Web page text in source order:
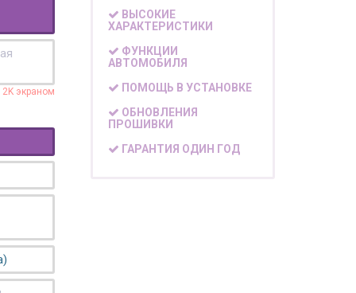
2K экраном
ВЫСОКИЕ
ХАРАКТЕРИСТИКИ
ФУНКЦИИ
АВТОМОБИЛЯ
ПОМОЩЬ В УСТАНОВКЕ
ОБНОВЛЕНИЯ
ПРОШИВКИ
ГАРАНТИЯ ОДИН ГОД